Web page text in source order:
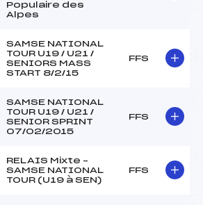
Populaire des
Alpes
SAMSE NATIONAL
TOUR U19 / U21 /
SENIORS MASS
START 8/2/15
FFS
SAMSE NATIONAL
TOUR U19 / U21 /
SENIOR SPRINT
07/02/2015
FFS
RELAIS Mixte –
SAMSE NATIONAL
TOUR (U19 à SEN)
FFS